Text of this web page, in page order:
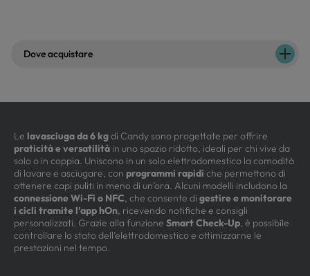
Dove acquistare
Le lavasciuga da 6 kgdi Candy sono progettate per offrire
praticità e versatilità in uno spazio ridotto, ideali per chi vive da
solo o in coppia. Uniscono in un solo elettrodomestico la comodità
di lavare e asciugare, con programmi rapidi che permettono di
ottenere capi puliti in meno di un’ora. Alcuni modelli includono la
connessione Wi-Fi o NFC, che consente di gestire e monitorare
i cicli tramite l’app hOn, ricevendo notifiche e consigli
personalizzati. Grazie alla funzione Smart Check-Up, è possibile
controllare lo stato dell’elettrodomestico e ottimizzarne le
prestazioni nel tempo.